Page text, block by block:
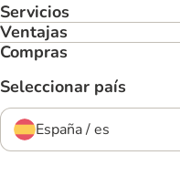
Servicios
Ventajas
Compras
Seleccionar país
España / es